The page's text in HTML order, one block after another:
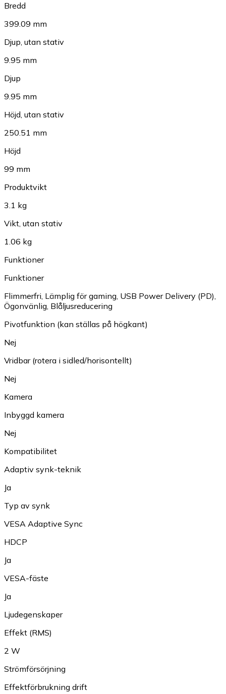
Bredd
399.09 mm
Djup, utan stativ
9.95 mm
Djup
9.95 mm
Höjd, utan stativ
250.51 mm
Höjd
99 mm
Produktvikt
3.1 kg
Vikt, utan stativ
1.06 kg
Funktioner
Funktioner
Flimmerfri, Lämplig för gaming, USB Power Delivery (PD),
Ögonvänlig, Blåljusreducering
Pivotfunktion (kan ställas på högkant)
Nej
Vridbar (rotera i sidled/horisontellt)
Nej
Kamera
Inbyggd kamera
Nej
Kompatibilitet
Adaptiv synk-teknik
Ja
Typ av synk
VESA Adaptive Sync
HDCP
Ja
VESA-fäste
Ja
Ljudegenskaper
Effekt (RMS)
2 W
Strömförsörjning
Effektförbrukning drift